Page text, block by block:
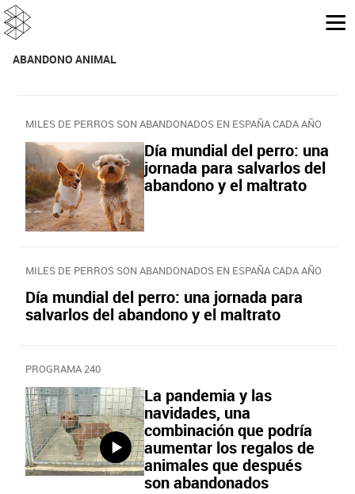
ABANDONO ANIMAL
MILES DE PERROS SON ABANDONADOS EN ESPAÑA CADA AÑO
Día mundial del perro: una
jornada para salvarlos del
abandono y el maltrato
MILES DE PERROS SON ABANDONADOS EN ESPAÑA CADA AÑO
Día mundial del perro: una jornada para
salvarlos del abandono y el maltrato
PROGRAMA 240
La pandemia y las
navidades, una
combinación que podría
aumentar los regalos de
animales que después
son abandonados